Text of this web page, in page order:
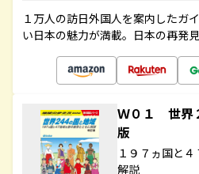
１万人の訪日外国人を案内したガ
い日本の魅力が満載。日本の再発
Ｗ０１ 世界
版
１９７ヵ国と
解説